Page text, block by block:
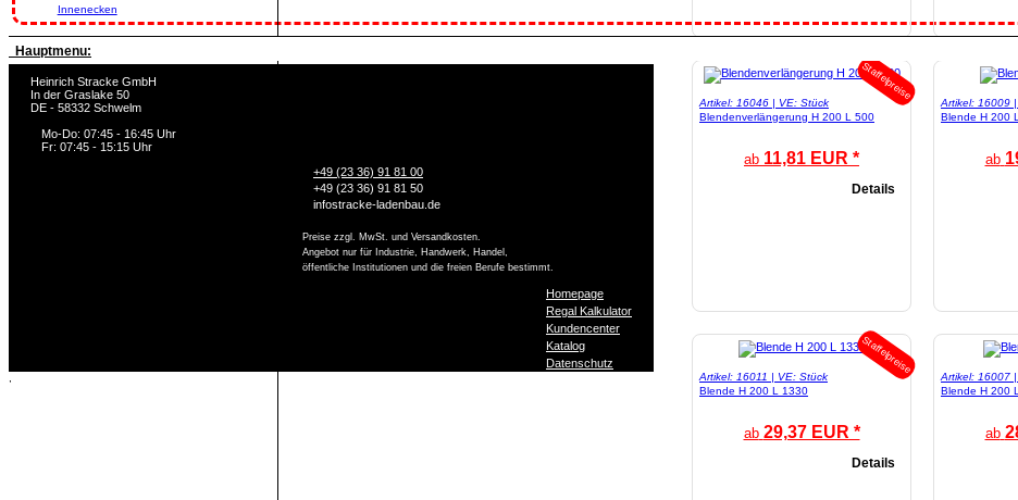
Staffelpreise
Artikel: 16046 | VE: Stück
Blendenverlängerung H 200 L 500
ab 11,81 EUR *
Details
Artikel: 16009
Blende H 200
ab
Staffelpreise
Artikel: 16011 | VE: Stück
Blende H 200 L 1330
ab 29,37 EUR *
Details
Artikel: 16007
Blende H 200
ab
Innenecken
Hauptmenu:
Heinrich Stracke GmbH
In der Graslake 50
DE - 58332 Schwelm
Mo-Do: 07:45 - 16:45 Uhr
Fr: 07:45 - 15:15 Uhr
+49 (23 36) 91 81 00
+49 (23 36) 91 81 50
infostracke-ladenbau.de
Preise zzgl. MwSt. und Versandkosten.
Angebot nur für Industrie, Handwerk, Handel,
öffentliche Institutionen und die freien Berufe bestimmt.
Homepage
Regal Kalkulator
Kundencenter
Katalog
Datenschutz